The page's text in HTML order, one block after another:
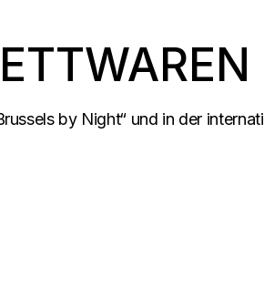
by Night“ und in der